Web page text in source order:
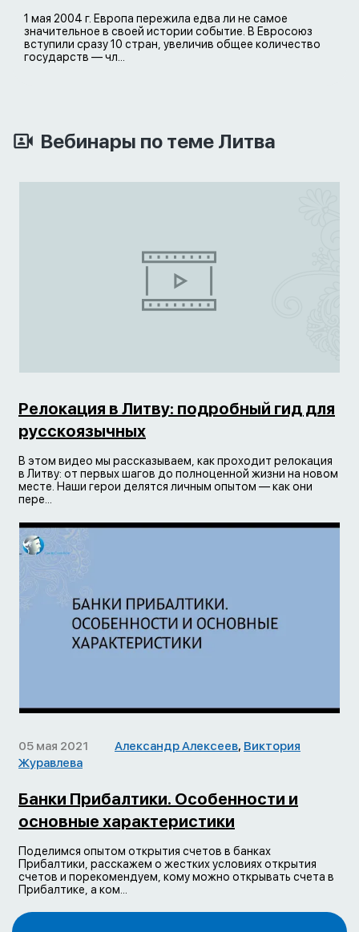
1 мая 2004 г. Европа пережила едва ли не самое
значительное в своей истории событие. В Евросоюз
вступили сразу 10 стран, увеличив общее количество
государств — чл...
Вебинары по теме Литва
Релокация в Литву: подробный гид для
русскоязычных
В этом видео мы рассказываем, как проходит релокация
в Литву: от первых шагов до полноценной жизни на новом
месте. Наши герои делятся личным опытом — как они
пере...
05 мая 2021 Александр Алексеев, Виктория
Журавлева
Банки Прибалтики. Особенности и
основные характеристики
Поделимся опытом открытия счетов в банках
Прибалтики, расскажем о жестких условиях открытия
счетов и порекомендуем, кому можно открывать счета в
Прибалтике, а ком...